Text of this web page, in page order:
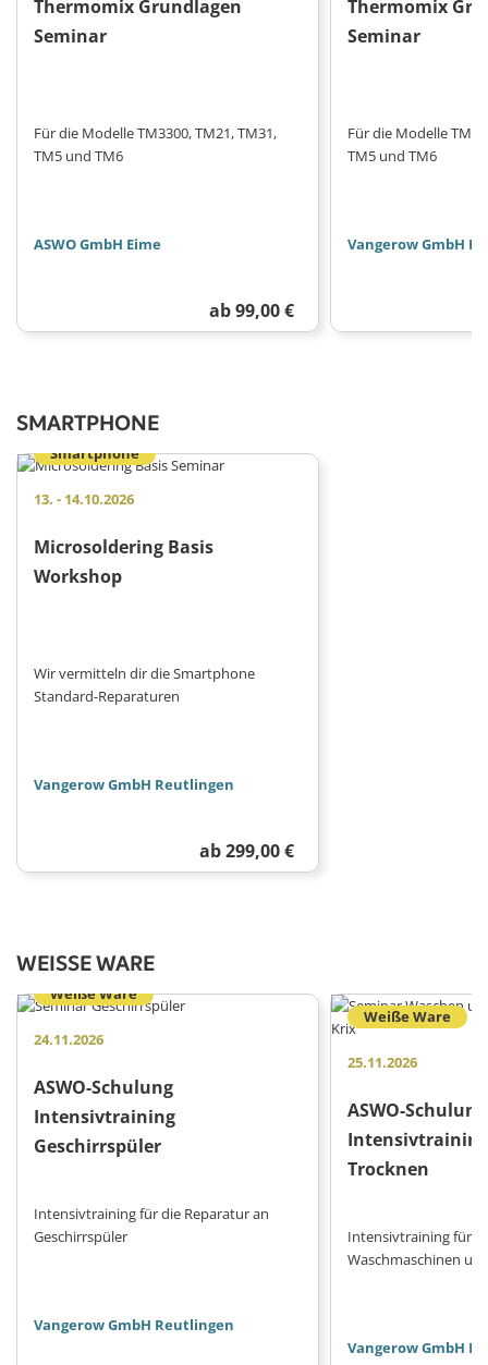
Thermomix Grundlagen
Seminar
Für die Modelle TM3300, TM21, TM31,
TM5 und TM6
ASWO GmbH Eime
ab 99,00 €
Thermomix
Seminar
Für die Modelle
TM5 und TM6
Vangerow GmbH
SMARTPHONE
Smartphone
13. - 14.10.2026
Microsoldering Basis
Workshop
Wir vermitteln dir die Smartphone
Standard-Reparaturen
Vangerow GmbH Reutlingen
ab 299,00 €
WEISSE WARE
Weiße Ware
24.11.2026
ASWO-Schulung
Intensivtraining
Geschirrspüler
Intensivtraining für die Reparatur an
Geschirrspüler
Vangerow GmbH Reutlingen
Weiße Ware
25.11.2026
ASWO-Schulung
Trocknen
Intensivtraining für
Waschmaschinen
Vangerow GmbH